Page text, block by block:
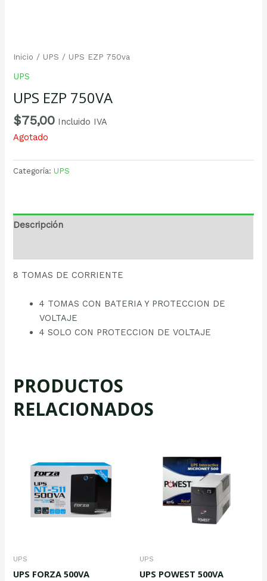
Inicio / UPS / UPS EZP 750va
UPS
UPS EZP 750VA
$75,00 Incluido IVA
Agotado
Categoría: UPS
Descripción
8 TOMAS DE CORRIENTE
4 TOMAS CON BATERIA Y PROTECCION DE
VOLTAJE
4 SOLO CON PROTECCION DE VOLTAJE
PRODUCTOS
RELACIONADOS
UPS
UPS FORZA 500VA
UPS
UPS POWEST 500VA